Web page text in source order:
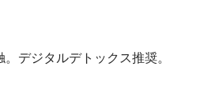
。デジタルデトックス推奨。